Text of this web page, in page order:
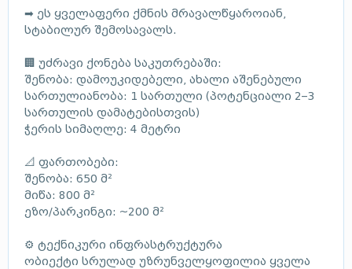
➡ ეს ყველაფერი ქმნის მრავალწყაროიან,
სტაბილურ შემოსავალს.
🏢 უძრავი ქონება საკუთრებაში:
შენობა: დამოუკიდებელი, ახალი აშენებული
სართულიანობა: 1 სართული (პოტენციალი 2–3
სართულის დამატებისთვის)
ჭერის სიმაღლე: 4 მეტრი
📐 ფართობები:
შენობა: 650 მ²
მიწა: 800 მ²
ეზო/პარკინგი: ~200 მ²
⚙️ ტექნიკური ინფრასტრუქტურა
ობიექტი სრულად უზრუნველყოფილია ყველა